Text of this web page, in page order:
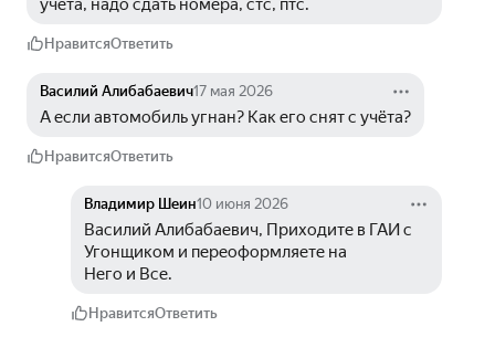
учета, надо сдать номера, стс, птс.
НравитсяОтветить
Василий Алибабаевич17 мая 2026
А если автомобиль угнан? Как его снят с учёта?
НравитсяОтветить
Владимир Шеин10 июня 2026
Василий Алибабаевич, Приходите в ГАИ с
Угонщиком и переоформляете на
Него и Все.
НравитсяОтветить